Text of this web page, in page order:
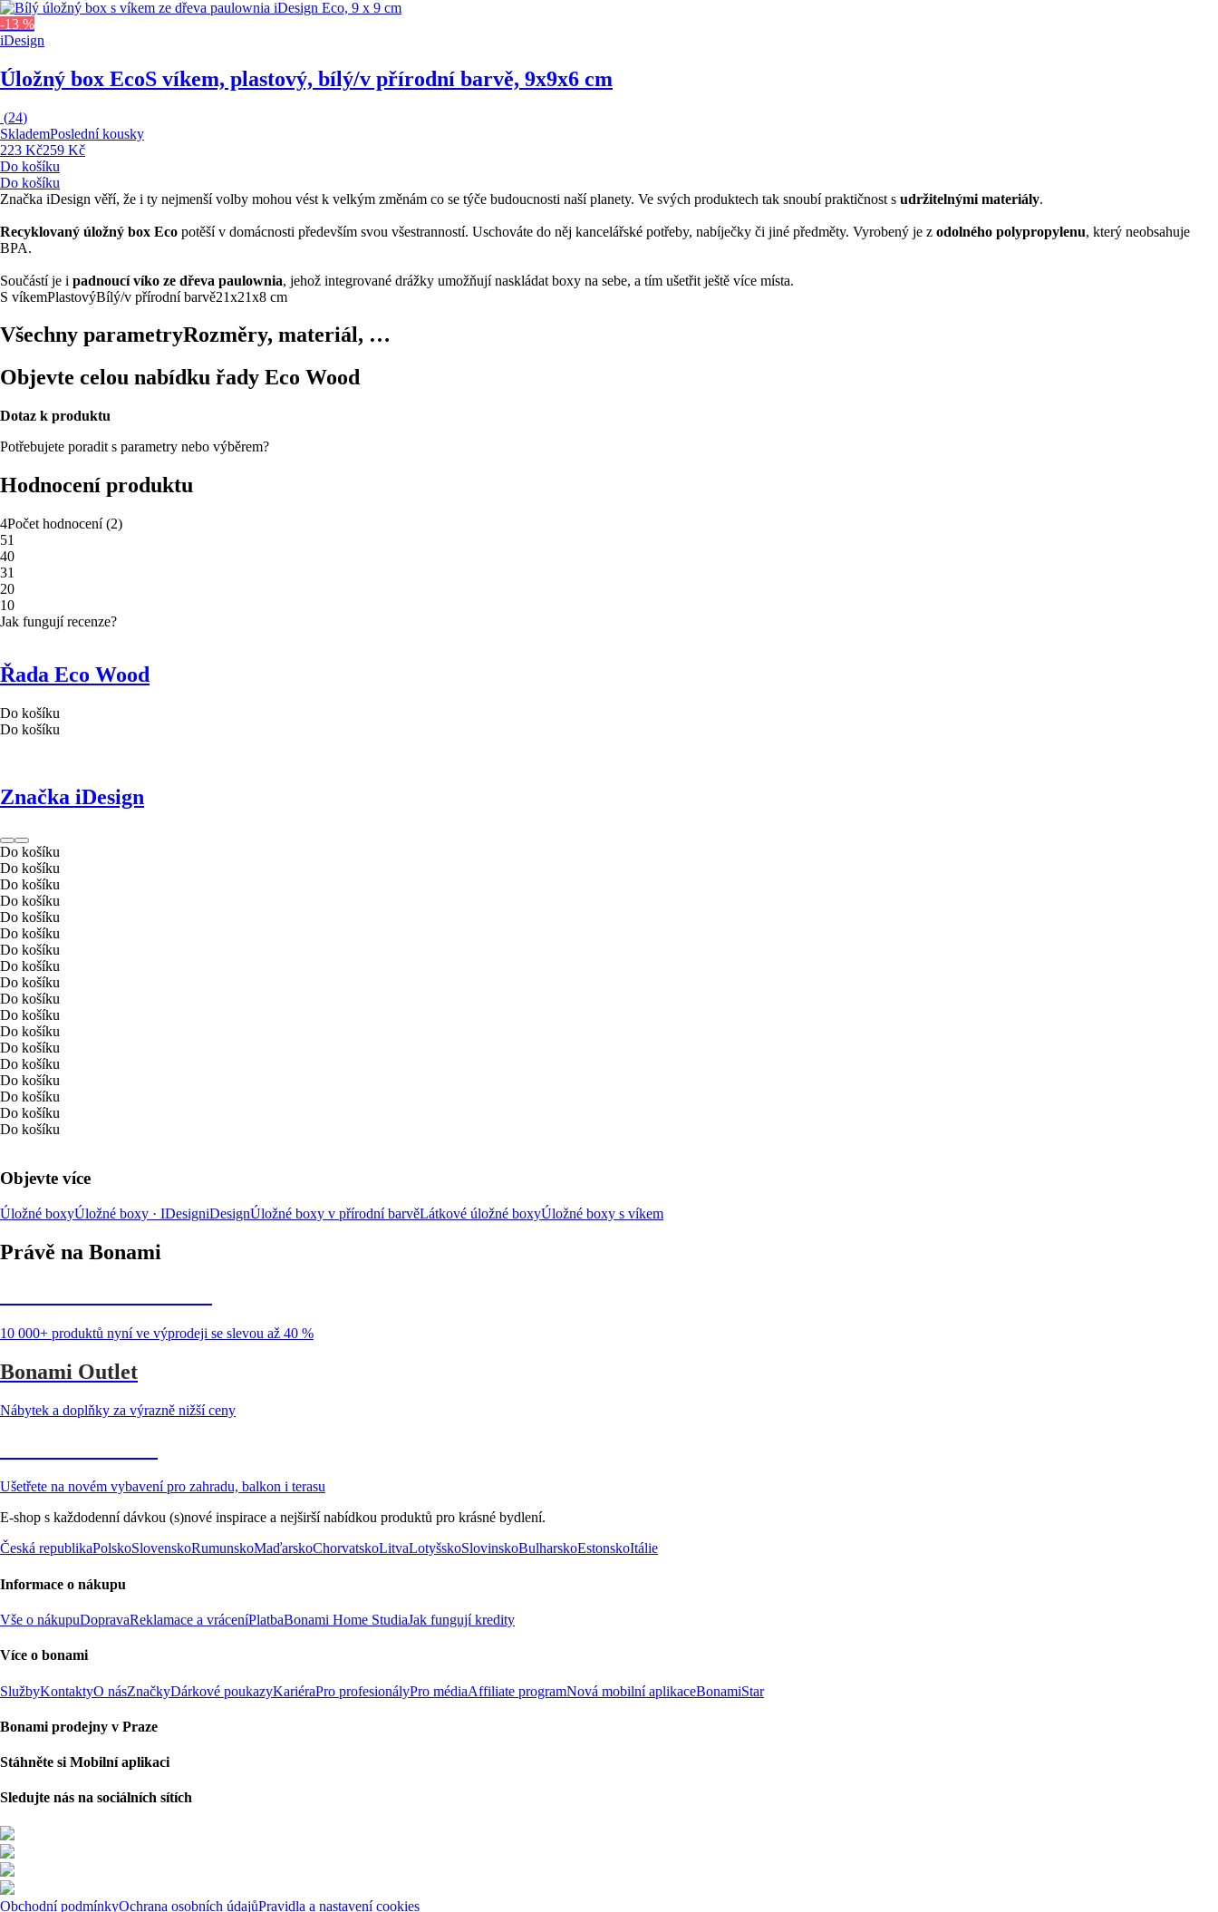
-13 %
iDesign
Úložný box EcoS víkem, plastový, bílý/v přírodní barvě, 9x9x6 cm
(24)
SklademPoslední kousky
223 Kč259 Kč
Do košíku
Do košíku
Značka iDesign věří, že i ty nejmenší volby mohou vést k velkým změnám co se týče budoucnosti naší planety. Ve svých produktech tak snoubí praktičnost s udržitelnými materiály.
Recyklovaný úložný box Eco potěší v domácnosti především svou všestranností. Uschováte do něj kancelářské potřeby, nabíječky či jiné předměty. Vyrobený je z odolného polypropylenu, který neobsahuje
BPA.
Součástí je i padnoucí víko ze dřeva paulownia, jehož integrované drážky umožňují naskládat boxy na sebe, a tím ušetřit ještě více místa.
S víkemPlastovýBílý/v přírodní barvě21x21x8 cm
Všechny parametryRozměry, materiál, …
Objevte celou nabídku řady Eco Wood
Dotaz k produktu
Potřebujete poradit s parametry nebo výběrem?
Hodnocení produktu
4Počet hodnocení(2)
51
40
31
20
10
Jak fungují recenze?
Řada Eco Wood
Do košíku
Do košíku
Značka iDesign
Do košíku
Do košíku
Do košíku
Do košíku
Do košíku
Do košíku
Do košíku
Do košíku
Do košíku
Do košíku
Do košíku
Do košíku
Do košíku
Do košíku
Do košíku
Do košíku
Do košíku
Do košíku
Objevte více
Úložné boxyÚložné boxy · IDesigniDesignÚložné boxy v přírodní barvěLátkové úložné boxyÚložné boxy s víkem
Právě na Bonami
10 000+ produktů nyní ve výprodeji se slevou až 40 %
Bonami Outlet
Nábytek a doplňky za výrazně nižší ceny
Ušetřete na novém vybavení pro zahradu, balkon i terasu
E-shop s každodenní dávkou (s)nové inspirace a nejširší nabídkou produktů pro krásné bydlení.
Česká republikaPolskoSlovenskoRumunskoMaďarskoChorvatskoLitvaLotyšskoSlovinskoBulharskoEstonskoItálie
Informace o nákupu
Vše o nákupuDopravaReklamace a vráceníPlatbaBonami Home StudiaJak fungují kredity
Více o bonami
SlužbyKontaktyO násZnačkyDárkové poukazyKariéraPro profesionályPro médiaAffiliate programNová mobilní aplikaceBonamiStar
Bonami prodejny v Praze
Stáhněte si Mobilní aplikaci
Sledujte nás na sociálních sítích
Obchodní podmínkyOchrana osobních údajůPravidla a nastavení cookies